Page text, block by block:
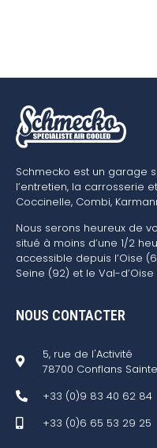
Schmecko est un garage
l’entretien, la carrosserie
Coccinelle, Combi,
Nous serons heureux de
situé à moins d’une 1/2
accessible depuis l’Oise
Seine (92) et le Val-d’Oise
NOUS CONTACTER
5, rue de l'Activité
78700 Conflans
+33 (0)9 83 40 62 84
+33 (0)6 65 53 29 25